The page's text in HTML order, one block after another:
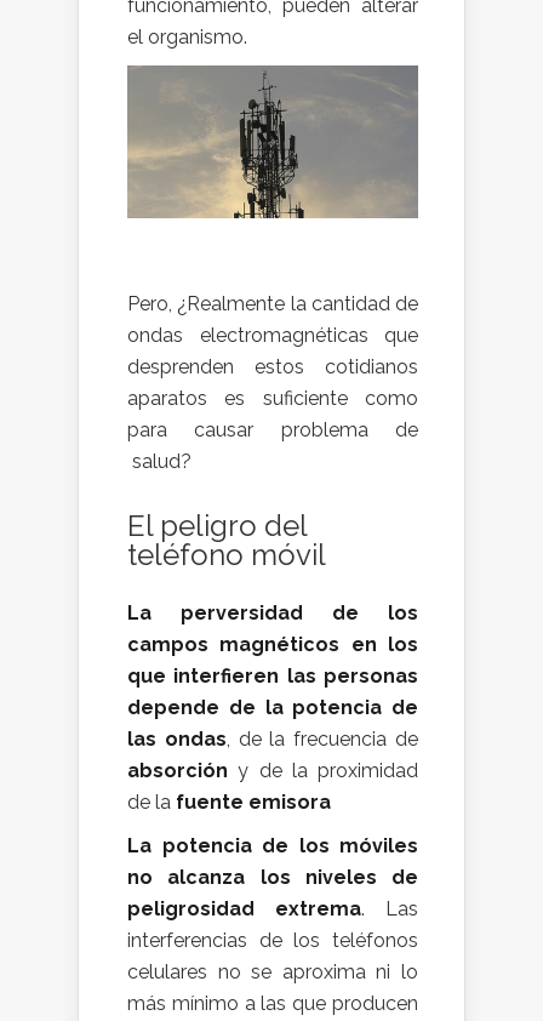
funcionamiento, pueden alterar
el organismo.
Pero, ¿Realmente la cantidad de
ondas electromagnéticas que
desprenden estos cotidianos
aparatos es suficiente como
para causar problema de
salud?
El peligro del
teléfono móvil
La perversidad de los
campos magnéticos en los
que interfieren las personas
depende de la potencia de
las ondas, de la frecuencia de
absorción y de la proximidad
de la fuente emisora
La potencia de los móviles
no alcanza los niveles de
peligrosidad extrema. Las
interferencias de los teléfonos
celulares no se aproxima ni lo
más mínimo a las que producen